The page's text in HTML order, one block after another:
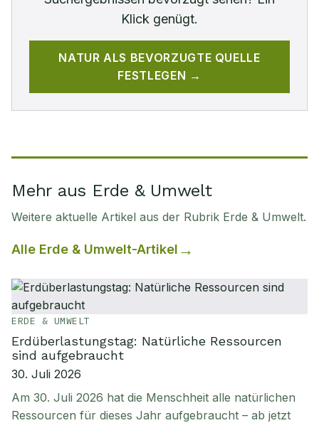
Klick genügt.
NATUR ALS BEVORZUGTE QUELLE
FESTLEGEN →
Mehr aus Erde & Umwelt
Weitere aktuelle Artikel aus der Rubrik Erde & Umwelt.
Alle Erde & Umwelt-Artikel
ERDE & UMWELT
Erdüberlastungstag: Natürliche Ressourcen
sind aufgebraucht
30. Juli 2026
Am 30. Juli 2026 hat die Menschheit alle natürlichen
Ressourcen für dieses Jahr aufgebraucht – ab jetzt